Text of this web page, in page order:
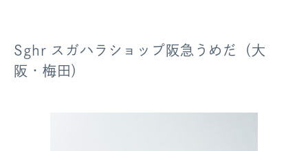
Sghr スガハラショップ阪急うめだ（大
阪・梅田）